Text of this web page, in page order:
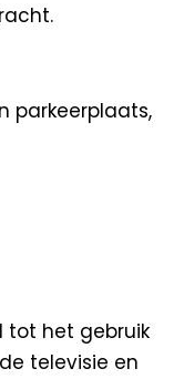
parkeerplaats,
tot het gebruik
televisie en